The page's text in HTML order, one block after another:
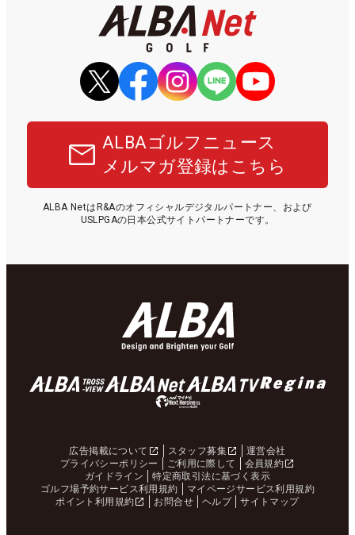
ALBAゴルフニュース
メルマガ登録はこちら
ALBA NetはR&Aのオフィシャルデジタルパートナー、および
USLPGAの日本公式サイトパートナーです。
広告掲載について スタッフ募集
運営会社
プライバシーポリシー
ご利用に際して
会員規約
ガイドライン
特定商取引法に基づく表示
ゴルフ場予約サービス利用規約
マイページサービス利用規約
ポイント利用規約
お問合せ ヘルプ サイトマップ